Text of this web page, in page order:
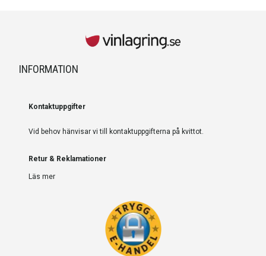
INFORMATION
Kontaktuppgifter
Vid behov hänvisar vi till kontaktuppgifterna på kvittot.
Retur & Reklamationer
Läs mer